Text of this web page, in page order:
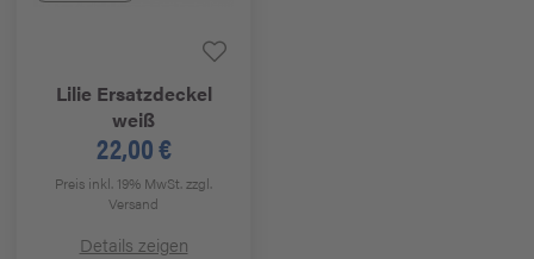
Lilie Ersatzdeckel
weiß
22,00 €
Preis inkl. 19% MwSt.zzgl.
Versand
Details zeigen